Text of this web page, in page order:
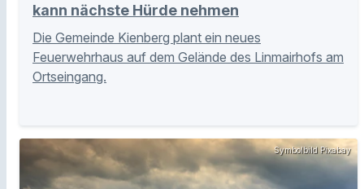
kann nächste Hürde nehmen
Die Gemeinde Kienberg plant ein neues
Feuerwehrhaus auf dem Gelände des Linmairhofs am
Ortseingang.
Symbolbild Pixabay